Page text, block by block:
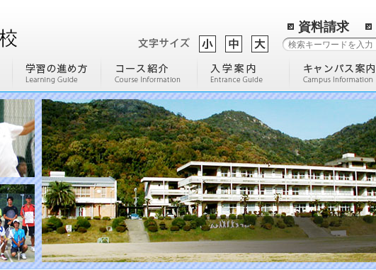
資料請求